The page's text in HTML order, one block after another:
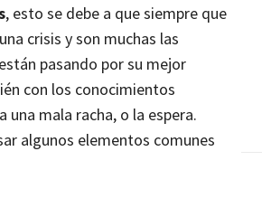
, esto se debe a que siempre que
crisis y son muchas las
pasando por su mejor
con los conocimientos
mala racha, o la espera.
algunos elementos comunes